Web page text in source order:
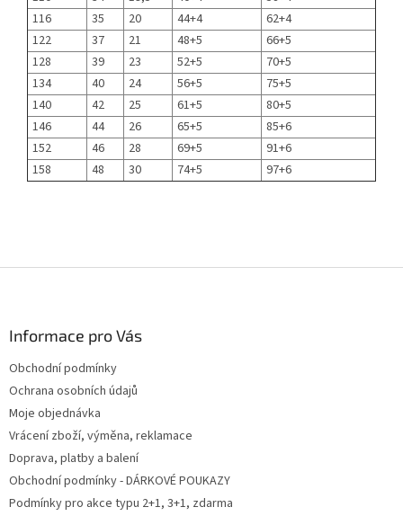
116
35 20 44+4
62+4
122
37 21 48+5
66+5
128
39 23 52+5
70+5
134
40 24 56+5
75+5
140
42 25 61+5
80+5
146
44 26 65+5
85+6
152
46 28 69+5
91+6
158
48 30 74+5 97+6
Informace pro Vás
Obchodní podmínky
Ochrana osobních údajů
Moje objednávka
Vrácení zboží, výměna, reklamace
Doprava, platby a balení
Obchodní podmínky - DÁRKOVÉ POUKAZY
Podmínky pro akce typu 2+1, 3+1, zdarma